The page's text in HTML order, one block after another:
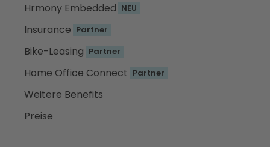
Hrmony Embedded NEU
Insurance Partner
Bike-Leasing Partner
Home Office Connect Partner
Weitere Benefits
Preise